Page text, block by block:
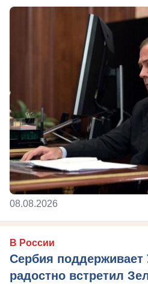
08.08.2026
В России
Сербия поддерживает
радостно встретил